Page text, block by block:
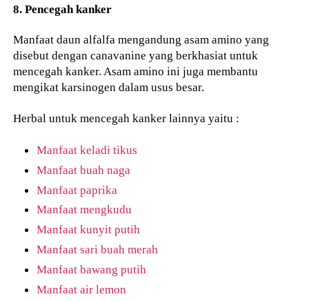
8. Pencegah kanker
Manfaat daun alfalfa mengandung asam amino yang
disebut dengan canavanine yang berkhasiat untuk
mencegah kanker. Asam amino ini juga membantu
mengikat karsinogen dalam usus besar.
Herbal untuk mencegah kanker lainnya yaitu :
Manfaat keladi tikus
Manfaat buah naga
Manfaat paprika
Manfaat mengkudu
Manfaat kunyit putih
Manfaat sari buah merah
Manfaat bawang putih
Manfaat air lemon